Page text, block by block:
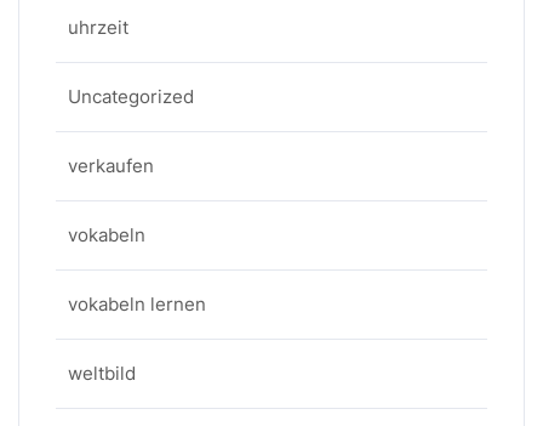
uhrzeit
Uncategorized
verkaufen
vokabeln
vokabeln lernen
weltbild